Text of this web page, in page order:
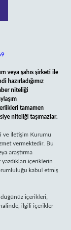
veya şahıs şirketi ile
hazırladığımız
niteliği
tamamen
niteliği taşımazlar.
ve İletişim Kurumu
vermektedir. Bu
araştırma
içeriklerin
kabul etmiş
içerikleri,
ilgili içerikler